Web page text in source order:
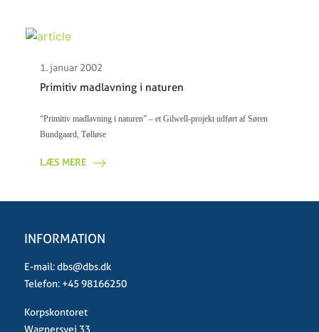
1. januar 2002
Primitiv madlavning i naturen
“Primitiv madlavning i naturen” – et Gilwell-projekt udført af Søren
Bundgaard, Tølløse
LÆS MERE
INFORMATION
E-mail:dbs@dbs.dk
Telefon: +45 98166250
Korpskontoret
Wagnersvej 33